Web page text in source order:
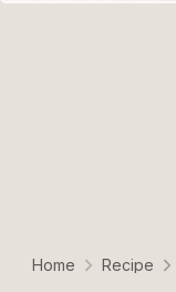
Home Recipe